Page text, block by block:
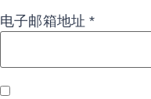
电子邮箱地址*